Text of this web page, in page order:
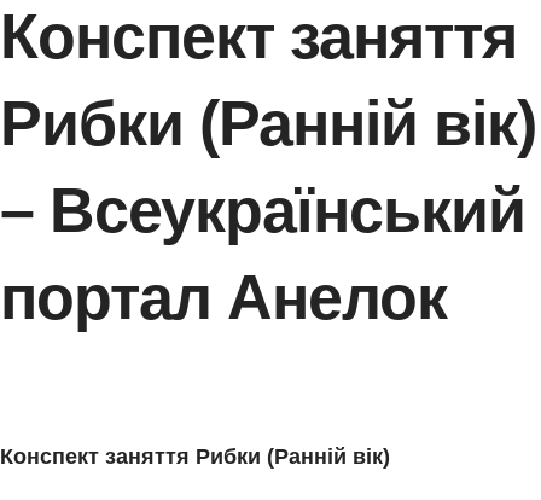
Конспект заняття
Рибки (Ранній вік)
– Всеукраїнський
портал Анелок
Конспект заняття Рибки (Ранній вік)